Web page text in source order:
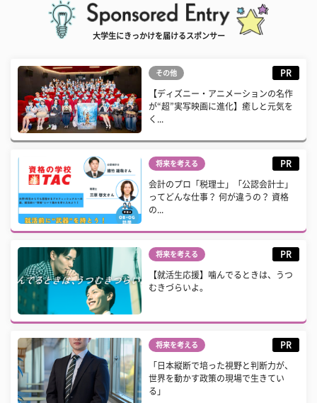
大学生にきっかけを届けるスポンサー
その他 PR
【ディズニー・アニメーションの名作
が“超”実写映画に進化】癒しと元気を
く...
将来を考える PR
会計のプロ「税理士」「公認会計士」
ってどんな仕事？ 何が違うの？ 資格
の...
将来を考える PR
【就活生応援】噛んでるときは、うつ
むきづらいよ。
将来を考える PR
「日本縦断で培った視野と判断力が、
世界を動かす政策の現場で生きてい
る」